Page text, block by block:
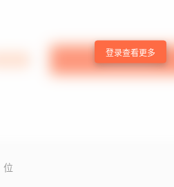
登录查看更多
位